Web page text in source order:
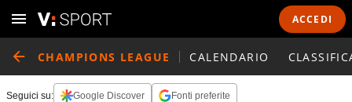
ACCEDI
CHAMPIONS LEAGUE CALENDARIO
Seguici su: Google Discover Fonti preferite